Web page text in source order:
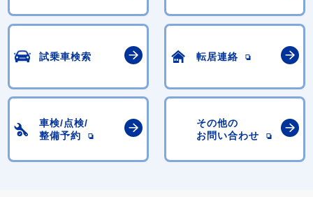
試乗車検索 転居連絡
車検/点検/
整備予約
その他の
お問い合わせ